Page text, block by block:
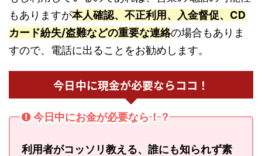
もありますが本人確認、不正利用、入金督促、CD
カード紛失/盗難などの重要な連絡の場合もありま
すので、電話に出ることをお勧めします。
今日中に現金が必要ならココ！
今日中にお金が必要なら！？
利用者がコッソリ教える、誰にも知られず素